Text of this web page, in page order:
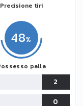
48
palla
Precisione tiri
2
0